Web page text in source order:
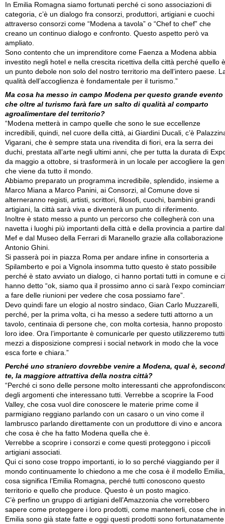
In Emilia Romagna siamo fortunati perché ci sono associazioni di
categoria, c’è un dialogo fra consorzi, produttori, artigiani e cuochi
attraverso consorzi come “Modena a tavola” o “Chef to chef” che
creano un continuo dialogo e confronto. Questo aspetto però va
ampliato.
Sono contento che un imprenditore come Faenza a Modena abbia
investito negli hotel e nella crescita ricettiva della città perché quello è
un punto debole non solo del nostro territorio ma dell’intero paese.
qualità dell’accoglienza è fondamentale per il turismo.”
Ma cosa ha messo in campo Modena per questo grande evento
che oltre al turismo farà fare un salto di qualità al comparto
agroalimentare del territorio?
“Modena metterà in campo quelle che sono le sue eccellenze
incredibili, quindi, nel cuore della città, ai Giardini Ducali, c’è
Vigarani, che è sempre stata una rivendita di fiori, era la serra dei
duchi, prestata all’arte negli ultimi anni, che per tutta la durata di
da maggio a ottobre, si trasformerà in un locale per accogliere la
che viene da tutto il mondo.
Abbiamo preparato un programma incredibile, splendido, insieme a
Marco Miana a Marco Panini, ai Consorzi, al Comune dove si
alterneranno registi, artisti, scrittori, filosofi, cuochi, bambini grandi
artigiani, la città sarà viva e diventerà un punto di riferimento.
Inoltre è stato messo a punto un percorso che collegherà con una
navetta i luoghi più importanti della città e della provincia a partire dal
Mef e dal Museo della Ferrari di Maranello grazie alla collaborazione
Antonio Ghini.
Si passerà poi in piazza Roma per andare infine in consorteria a
Spilamberto e poi a Vignola insomma tutto questo è stato possibile
perché è stato avviato un dialogo, ci hanno portati tutti in comune e ci
hanno detto “ok, siamo qua il prossimo anno ci sarà l’expo
a fare delle riunioni per vedere che cosa possiamo fare”.
Devo quindi fare un elogio al nostro sindaco, Gian Carlo Muzzarelli,
perché, per la prima volta, ci ha messo a sedere tutti attorno a un
tavolo, centinaia di persone che, con molta cortesia, hanno proposto
loro idee. Ora l’importante è comunicarle per questo utilizzeremo
mezzi a disposizione compresi i social network in modo che la voce
esca forte e chiara.”
Perché uno straniero dovrebbe venire a Modena, qual è,
te, la maggiore attrattiva della nostra città?
“Perché ci sono delle persone molto interessanti che
degli argomenti che interessano tutti. Verrebbe a scoprire la Food
Valley, che cosa vuol dire conoscere le materie prime come il
parmigiano reggiano parlando con un casaro o un vino come il
lambrusco parlando direttamente con un produttore di vino e ancora
che cosa è che ha fatto Modena quella che è.
Verrebbe a scoprire i consorzi e come questi proteggono i piccoli
artigiani associati.
Qui ci sono cose troppo importanti, io lo so perché viaggiando per il
mondo continuamente lo chiedono a me che cosa è il modello Emilia,
cosa significa l’Emilia Romagna, perché tutti conoscono questo
territorio e quello che produce. Questo è un posto magico.
C’è perfino un gruppo di artigiani dell’Amazzonia che vorrebbero
sapere come proteggere i loro prodotti, come mantenerli, cose che in
Emilia sono già state fatte e oggi questi prodotti sono fortunatamente